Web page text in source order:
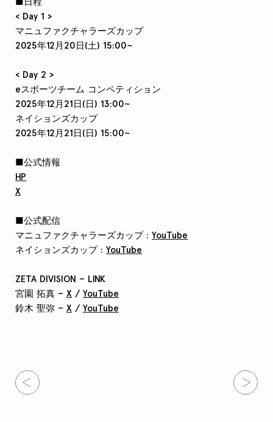
< Day 1 >
マニュファクチャラーズカップ
2025年12月20日(土) 15:00~
< Day 2 >
eスポーツチーム コンペティション
2025年12月21日(日) 13:00~
ネイションズカップ
2025年12月21日(日) 15:00~
■公式情報
HP
X
■公式配信
マニュファクチャラーズカップ : YouTube
ネイションズカップ : YouTube
ZETA DIVISION – LINK
宮園 拓真 – X / YouTube
鈴木 聖弥 – X / YouTube